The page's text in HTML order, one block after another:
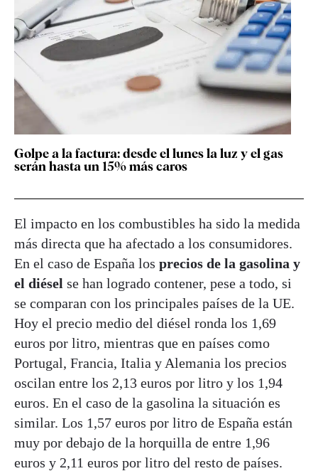
Golpe a la factura: desde el lunes la luz y el gas
serán hasta un 15% más caros
El impacto en los combustibles ha sido la medida
más directa que ha afectado a los consumidores.
En el caso de España los precios de la gasolina y
el diésel se han logrado contener, pese a todo, si
se comparan con los principales países de la UE.
Hoy el precio medio del diésel ronda los 1,69
euros por litro, mientras que en países como
Portugal, Francia, Italia y Alemania los precios
oscilan entre los 2,13 euros por litro y los 1,94
euros. En el caso de la gasolina la situación es
similar. Los 1,57 euros por litro de España están
muy por debajo de la horquilla de entre 1,96
euros y 2,11 euros por litro del resto de países.